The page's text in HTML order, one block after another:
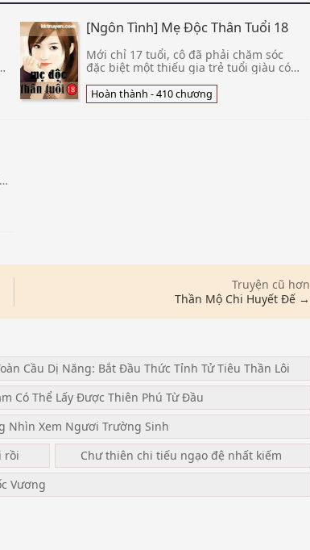
[Ngôn Tình] Mẹ Độc Thân Tuổi 18
Mới chỉ 17 tuổi, cô đã phải chăm sóc
đặc biệt một thiếu gia trẻ tuổi giàu có
nữ giúp việc nói chuyện phiếm, hoặc
ban đêm, cô ngủ say. Chừng nào thiếu
Hoàn thành - 410 chương
Truyện cũ hơn
Thần Mộ Chi Huyết Đế →
Cầu Dị Năng: Bắt Đầu Thức Tỉnh Tử Tiêu Thần Lôi
Có Thể Lấy Được Thiên Phú Từ Đầu
Nhìn Xem Ngươi Trường Sinh
rồi
Chư thiên chi tiếu ngạo đệ nhất kiếm
Vương